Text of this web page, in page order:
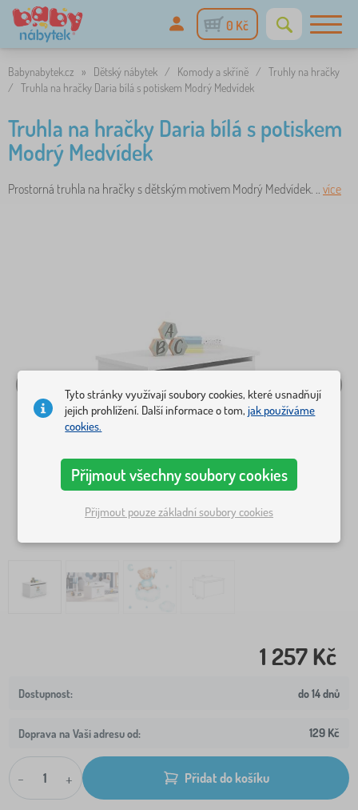
0 Kč
Babynabytek.cz » Dětský nábytek / Komody a skříně / Truhly na hračky
/ Truhla na hračky Daria bílá s potiskem Modrý Medvídek
Truhla na hračky Daria bílá s potiskem
Modrý Medvídek
Prostorná truhla na hračky s dětským motivem Modrý Medvídek. .. více
1 257 Kč
do 14 dnů
Doprava na Vaši adresu od: 129 Kč
- + Přidat do košíku
Tyto stránky využívají soubory cookies, které usnadňují
jejich prohlížení. Další informace o tom,jak používáme
cookies.
Přijmout všechny soubory cookies
Přijmout pouze základní soubory cookies